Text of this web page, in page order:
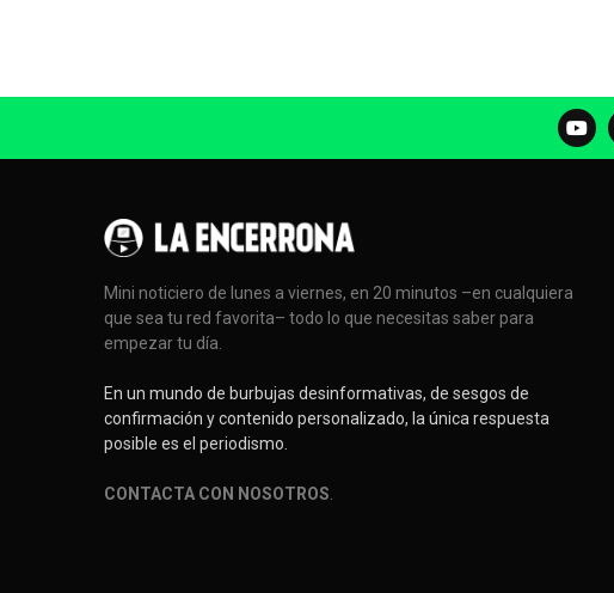
Mini noticiero de lunes a viernes, en 20 minutos –en cualquiera
que sea tu red favorita– todo lo que necesitas saber para
empezar tu día.
En un mundo de burbujas desinformativas, de sesgos de
confirmación y contenido personalizado, la única respuesta
posible es el periodismo.
CONTACTA CON NOSOTROS